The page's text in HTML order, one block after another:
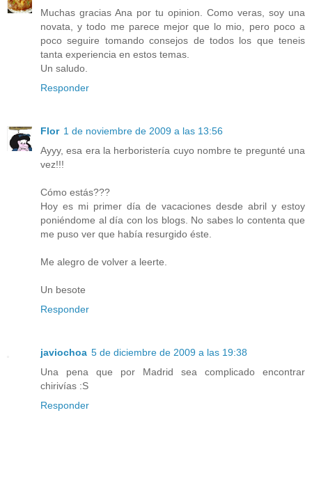
Muchas gracias Ana por tu opinion. Como veras, soy una
novata, y todo me parece mejor que lo mio, pero poco a
poco seguire tomando consejos de todos los que teneis
tanta experiencia en estos temas.
Un saludo.
Responder
Flor 1 de noviembre de 2009 a las 13:56
Ayyy, esa era la herboristería cuyo nombre te pregunté una
vez!!!
Cómo estás???
Hoy es mi primer día de vacaciones desde abril y estoy
poniéndome al día con los blogs. No sabes lo contenta que
me puso ver que había resurgido éste.
Me alegro de volver a leerte.
Un besote
Responder
javiochoa 5 de diciembre de 2009 a las 19:38
Una pena que por Madrid sea complicado encontrar
chirivías :S
Responder